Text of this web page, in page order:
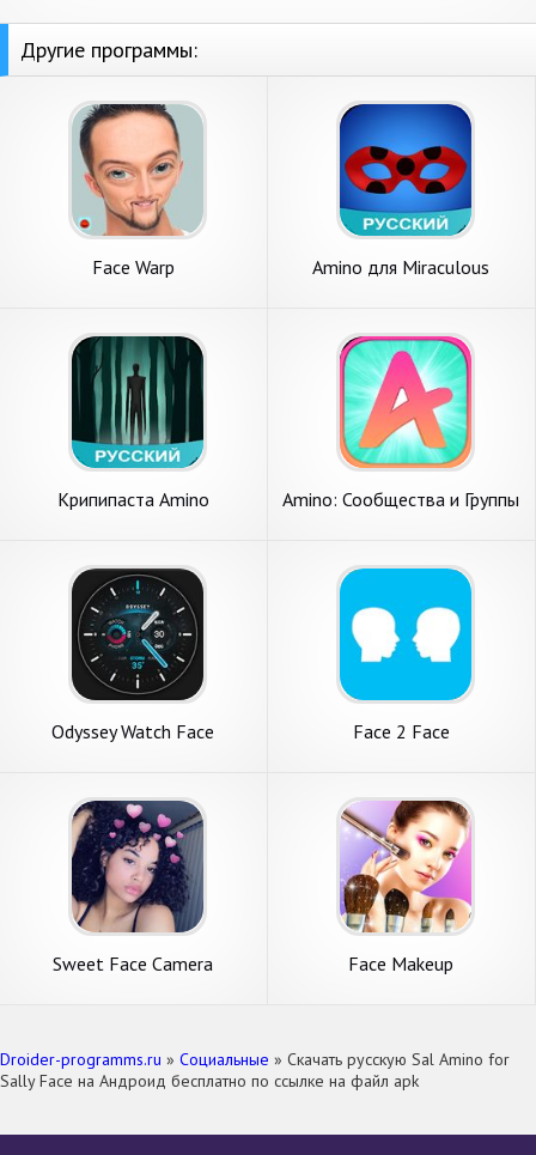
Другие программы:
Face Warp
Amino для Miraculous
Крипипаста Amino Amino: Сообщества и Группы
Odyssey Watch Face Face 2 Face
Sweet Face Camera Face Makeup
Droider-programms.ru » Социальные » Скачать русскую Sal Amino for
Sally Face на Андроид бесплатно по ссылке на файл apk